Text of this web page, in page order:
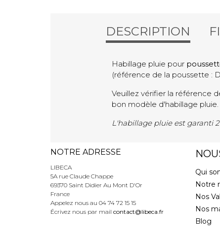
DESCRIPTION
Habillage pluie pour
(référence de la poussette :
Veuillez vérifier la référence
bon modèle d'habillage pluie.
L'habillage pluie est garanti 2
NOTRE ADRESSE
LIBECA
5A rue Claude Chappe
69370 Saint Didier Au Mont D'Or
France
Appelez nous au 04 74 72 15 15
Écrivez nous par mail contact@libeca.fr
Qui
Notre
Nos
Nos
Blog